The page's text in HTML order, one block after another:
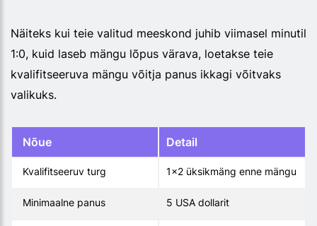
Näiteks kui teie valitud meeskond juhib viimasel minutil
1:0, kuid laseb mängu lõpus värava, loetakse teie
kvalifitseeruva mängu võitja panus ikkagi võitvaks
valikuks.
Nõue Detail
Kvalifitseeruv turg 1x2 üksikmäng enne mängu
Minimaalne panus 5 USA dollarit